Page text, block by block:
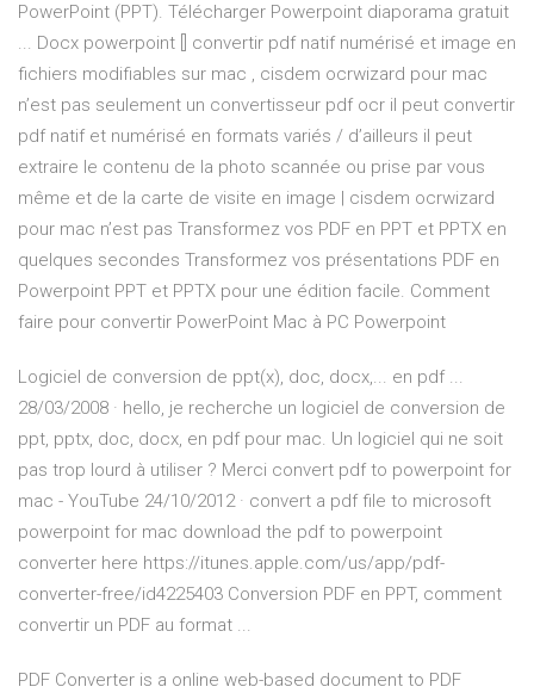
PowerPoint (PPT). Télécharger Powerpoint diaporama gratuit
... Docx powerpoint [] convertir pdf natif numérisé et image en
fichiers modifiables sur mac , cisdem ocrwizard pour mac
n’est pas seulement un convertisseur pdf ocr il peut convertir
pdf natif et numérisé en formats variés / d’ailleurs il peut
extraire le contenu de la photo scannée ou prise par vous
même et de la carte de visite en image | cisdem ocrwizard
pour mac n’est pas Transformez vos PDF en PPT et PPTX en
quelques secondes Transformez vos présentations PDF en
Powerpoint PPT et PPTX pour une édition facile. Comment
faire pour convertir PowerPoint Mac à PC Powerpoint
Logiciel de conversion de ppt(x), doc, docx,... en pdf ...
28/03/2008 · hello, je recherche un logiciel de conversion de
ppt, pptx, doc, docx, en pdf pour mac. Un logiciel qui ne soit
pas trop lourd à utiliser ? Merci convert pdf to powerpoint for
mac - YouTube 24/10/2012 · convert a pdf file to microsoft
powerpoint for mac download the pdf to powerpoint
converter here https://itunes.apple.com/us/app/pdf-
converter-free/id4225403 Conversion PDF en PPT, comment
convertir un PDF au format ...
PDF Converter is a online web-based document to PDF